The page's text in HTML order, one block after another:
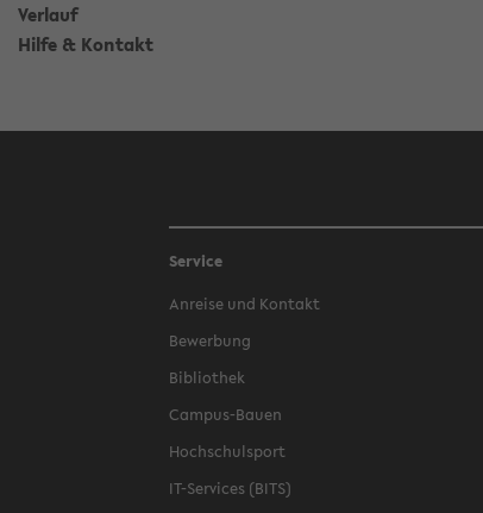
Verlauf
Hilfe & Kontakt
Service
Anreise und Kontakt
Bewerbung
Bibliothek
Campus-Bauen
Hochschulsport
IT-Services (BITS)